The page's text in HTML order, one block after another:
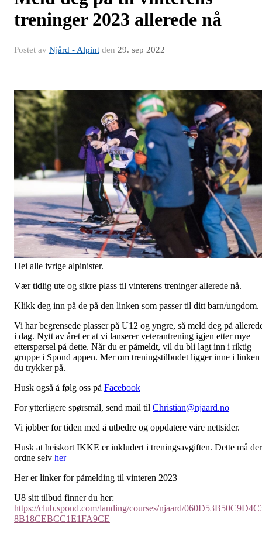
treninger 2023 allerede nå
Postet av Njård - Alpint den 29. sep 2022
Hei alle ivrige alpinister.
Vær tidlig ute og sikre plass til vinterens treninger allerede nå.
Klikk deg inn på de på den linken som passer til ditt barn/ungdom.
Vi har begrensede plasser på U12 og yngre, så meld deg på
i dag. Nytt av året er at vi lanserer veterantrening igjen etter mye
etterspørsel på dette. Når du er påmeldt, vil du bli lagt inn i riktig
gruppe i Spond appen. Mer om treningstilbudet ligger inne i linken
du trykker på.
Husk også å følg oss på Facebook
For ytterligere spørsmål, send mail til Christian@njaard.no
Vi jobber for tiden med å utbedre og oppdatere våre nettsider.
Husk at heiskort IKKE er inkludert i treningsavgiften. Dette må
ordne selv her
Her er linker for påmelding til vinteren 2023
U8 sitt tilbud finner du her:
https://club.spond.com/landing/courses/njaard/
8B18CEBCC1E1FA9CE